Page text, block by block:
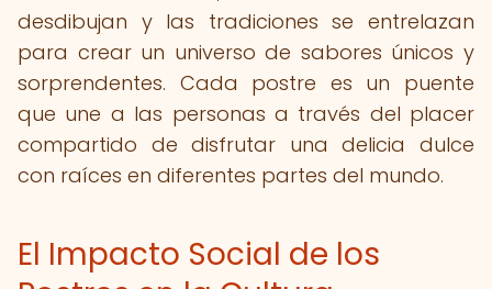
desdibujan y las tradiciones se entrelazan
para crear un universo de sabores únicos y
sorprendentes. Cada postre es un puente
que une a las personas a través del placer
compartido de disfrutar una delicia dulce
con raíces en diferentes partes del mundo.
El Impacto Social de los